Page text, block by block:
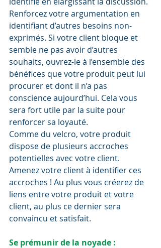
Renforcez votre argumentation en
identifiant d’autres besoins non-
exprimés. Si votre client bloque et
semble ne pas avoir d’autres
souhaits, ouvrez-le à l’ensemble des
bénéfices que votre produit peut lui
procurer et dont il n’a pas
conscience aujourd’hui. Cela vous
sera fort utile par la suite pour
renforcer sa loyauté.
Comme du velcro, votre produit
dispose de plusieurs accroches
potentielles avec votre client.
Amenez votre client à identifier ces
accroches ! Au plus vous créerez de
liens entre votre produit et votre
client, au plus ce dernier sera
convaincu et satisfait.
Se prémunir de la noyade :